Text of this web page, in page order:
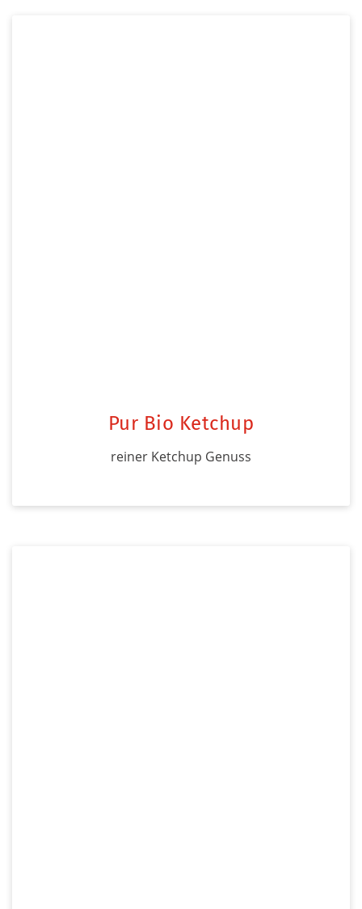
Pur Bio Ketchup
reiner Ketchup Genuss